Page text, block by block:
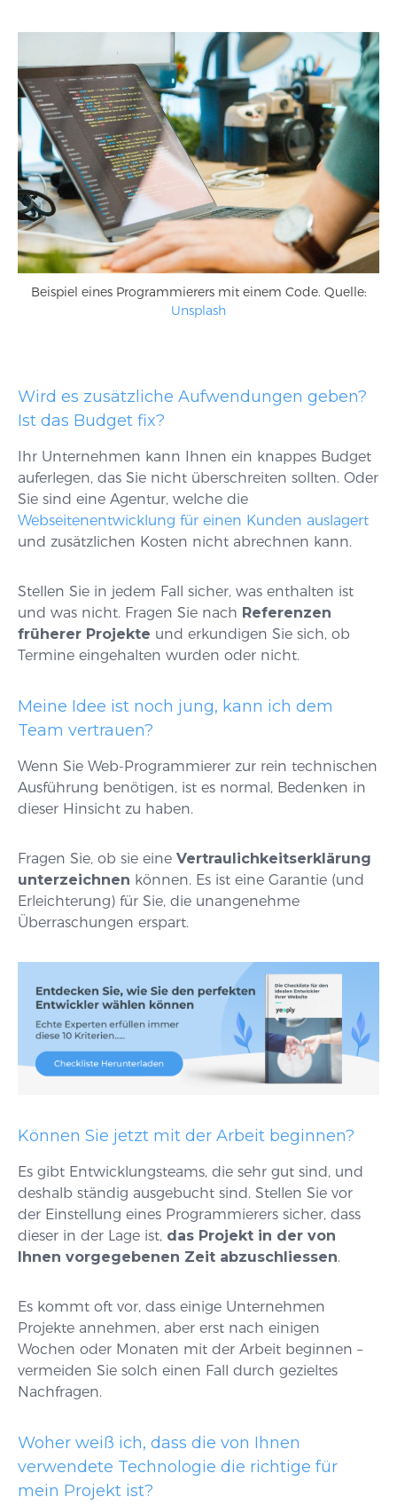
Beispiel eines Programmierers mit einem Code. Quelle:
Unsplash
Wird es zusätzliche Aufwendungen geben?
Ist das Budget fix?
Ihr Unternehmen kann Ihnen ein knappes Budget
auferlegen, das Sie nicht überschreiten sollten. Oder
Sie sind eine Agentur, welche die
Webseitenentwicklung für einen Kunden auslagert
und zusätzlichen Kosten nicht abrechnen kann.
Stellen Sie in jedem Fall sicher, was enthalten ist
und was nicht. Fragen Sie nach Referenzen
früherer Projekte und erkundigen Sie sich, ob
Termine eingehalten wurden oder nicht.
Meine Idee ist noch jung, kann ich dem
Team vertrauen?
Wenn Sie Web-Programmierer zur rein technischen
Ausführung benötigen, ist es normal, Bedenken in
dieser Hinsicht zu haben.
Fragen Sie, ob sie eine Vertraulichkeitserklärung
unterzeichnen können. Es ist eine Garantie (und
Erleichterung) für Sie, die unangenehme
Überraschungen erspart.
Können Sie jetzt mit der Arbeit beginnen?
Es gibt Entwicklungsteams, die sehr gut sind, und
deshalb ständig ausgebucht sind. Stellen Sie vor
der Einstellung eines Programmierers sicher, dass
dieser in der Lage ist, das Projekt in der von
Ihnen vorgegebenen Zeit abzuschliessen.
Es kommt oft vor, dass einige Unternehmen
Projekte annehmen, aber erst nach einigen
Wochen oder Monaten mit der Arbeit beginnen –
vermeiden Sie solch einen Fall durch gezieltes
Nachfragen.
Woher weiß ich, dass die von Ihnen
verwendete Technologie die richtige für
mein Projekt ist?